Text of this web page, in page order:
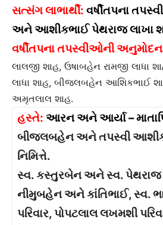
સત્સંગ લાભાર્થી: વર્ષીતપના
અને આશીકભાઈપેથરાજ લાખા
વર્ષીતપના તપસ્વીઓની
લાલજી શાહ, ઉષાબહેન રામજી લાધા
લાધા શાહ, બીજલબહેન આશિકભાઈ
અમૃતલાલ શાહ.
હસ્તે: આરન અને આર્યા –
બીજલબહેન અને તપસ્વી
નિમિત્તે.
સ્વ. કસ્તુરબેન અને સ્વ. પેથરાજ
નીમુબહેન અને કાંતિભાઈ, સ્વ.
પરિવાર, પોપટલાલ લખમશી